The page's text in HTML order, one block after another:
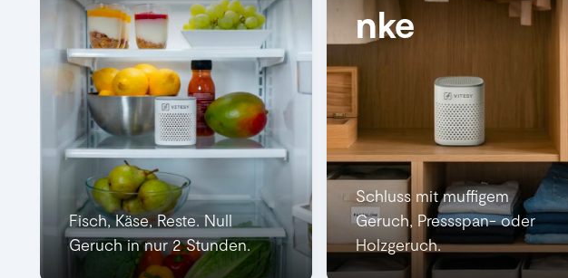
Fisch, Käse, Reste. Null
Geruch in nur 2 Stunden.
nke
Schluss mit muffigem
Geruch, Pressspan- oder
Holzgeruch.